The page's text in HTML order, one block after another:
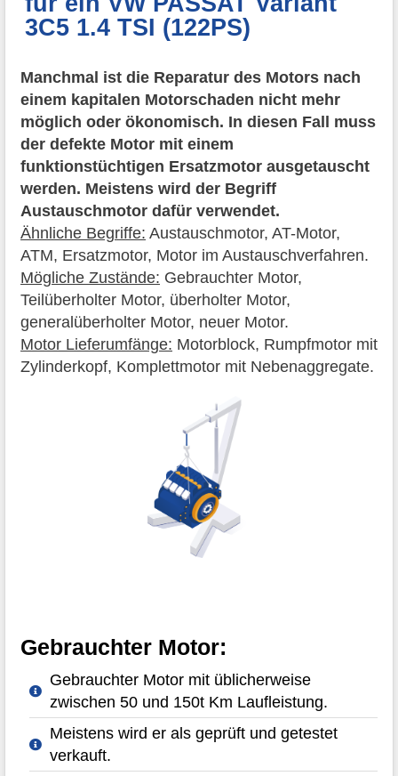
3C5 1.4 TSI (122PS)
Manchmal ist die Reparatur des Motors nach
einem kapitalen Motorschaden nicht mehr
möglich oder ökonomisch. In diesen Fall muss
der defekte Motor mit einem
funktionstüchtigen Ersatzmotor ausgetauscht
werden. Meistens wird der Begriff
Austauschmotor dafür verwendet.
Ähnliche Begriffe: Austauschmotor, AT-Motor,
ATM, Ersatzmotor, Motor im Austauschverfahren.
Mögliche Zustände: Gebrauchter Motor,
Teilüberholter Motor, überholter Motor,
generalüberholter Motor, neuer Motor.
Motor Lieferumfänge: Motorblock, Rumpfmotor mit
Zylinderkopf, Komplettmotor mit Nebenaggregate.
Gebrauchter Motor:
Gebrauchter Motor mit üblicherweise
zwischen 50 und 150t Km Laufleistung.
Meistens wird er als geprüft und getestet
verkauft.